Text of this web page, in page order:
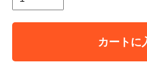
カートに